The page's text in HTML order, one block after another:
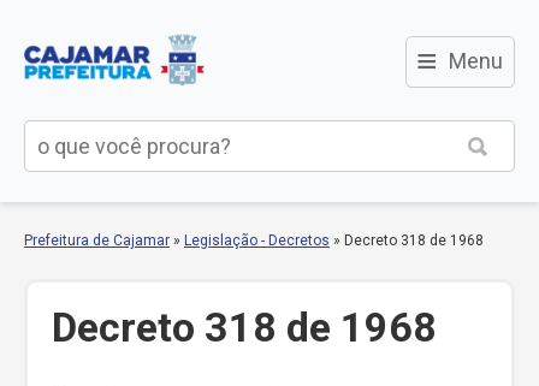
≡ Menu
Prefeitura de Cajamar » Legislação - Decretos » Decreto 318 de 1968
Decreto 318 de 1968